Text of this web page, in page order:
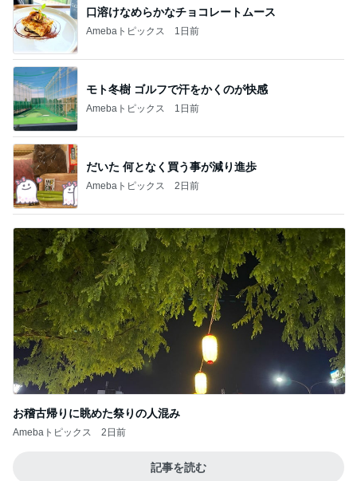
口溶けなめらかなチョコレートムース
Amebaトピックス 1日前
モト冬樹 ゴルフで汗をかくのが快感
Amebaトピックス 1日前
だいた 何となく買う事が減り進歩
Amebaトピックス 2日前
お稽古帰りに眺めた祭りの人混み
Amebaトピックス 2日前
記事を読む